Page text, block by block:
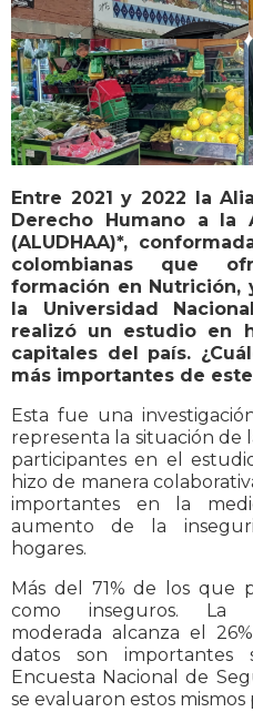
Entre 2021 y 2022 la
Derecho Humano a la
(ALUDHAA)*,
colombianas que
formación en Nutrición,
la Universidad
realizó un estudio en
capitales del país.
más importantes de
Esta fue una
representa la situación de
participantes en el
hizo de manera
importantes en la
aumento de la
hogares.
Más del 71% de los que
como inseguros. La
moderada alcanza el
datos son
Encuesta Nacional de
se evaluaron estos mismos